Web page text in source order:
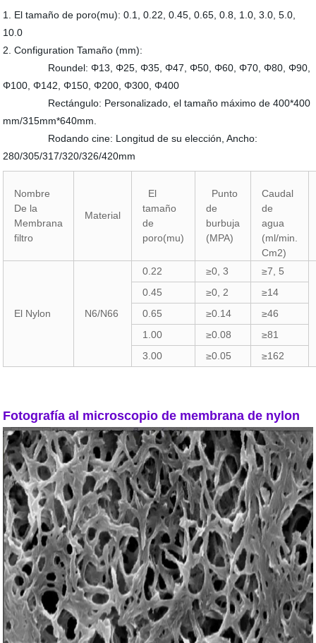
1. El tamaño de poro(mu): 0.1, 0.22, 0.45, 0.65, 0.8, 1.0, 3.0, 5.0,
10.0
2. Configuration Tamaño (mm):
Roundel: Φ13, Φ25, Φ35, Φ47, Φ50, Φ60, Φ70, Φ80, Φ90,
Φ100, Φ142, Φ150, Φ200, Φ300, Φ400
Rectángulo: Personalizado, el tamaño máximo de 400*400
mm/315mm*640mm.
Rodando cine: Longitud de su elección, Ancho:
280/305/317/320/326/420mm
Nombre
De la
Membrana
filtro
Material
El
tamaño
de
poro(mu)
Punto
de
burbuja
(MPA)
Caudal
de
agua
(ml/min.
Cm2)
El Nylon N6/N66
0.22 ≥0, 3
≥7, 5
0.45
≥0, 2
≥14
0.65
≥0.14
≥46
1.00
≥0.08
≥81
3.00
≥0.05 ≥162
Fotografía al microscopio de membrana de nylon